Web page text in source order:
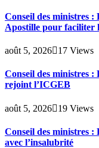
Conseil des ministres :
Apostille pour faciliter
août 5, 2026 17 Views
Conseil des ministres :
rejoint l’ICGEB
août 5, 2026 19 Views
Conseil des ministres :
avec l’insalubrité